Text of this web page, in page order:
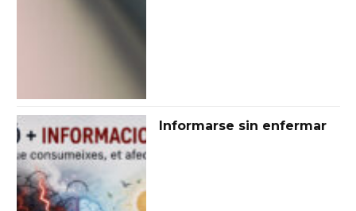
Informarse sin enfermar